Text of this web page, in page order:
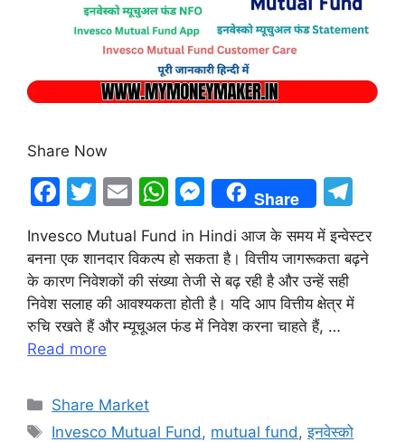
Share Now
F
c
e
b
o
o
k
T
itt
er
E
ai
l
W
at
s
A
p
M
e
s
s
e
n
Share
e
gr
a
Invesco Mutual Fund in Hindi आज के समय में इन्वेस्टर
बनना एक शानदार विकल्प हो सकता है। वित्तीय जागरूकता बढ़ने
के कारण निवेशकों की संख्या तेजी से बढ़ रही है और उन्हें सही
निवेश सलाह की आवश्यकता होती है। यदि आप वित्तीय क्षेत्र में
रुचि रखते हैं और म्यूचूअल फंड में निवेश करना चाहते हैं, …
Read more
Categories
Share Market
Tags
Invesco Mutual Fund , mutual fund ,इनवेस्को